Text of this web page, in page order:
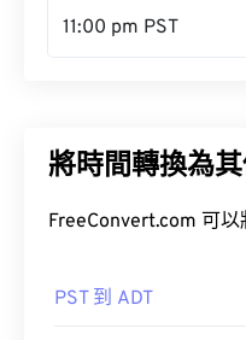
11:00 pm PST
將時間轉換為
FreeConvert.com 可
PST 到 ADT